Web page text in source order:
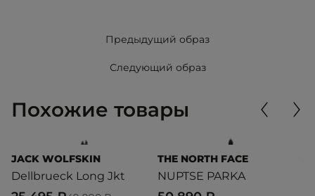
Предыдущий образ
Следующий образ
Похожие товары
JACK WOLFSKIN
Dellbrueck Long Jkt
THE NORTH FACE
NUPTSE PARKA